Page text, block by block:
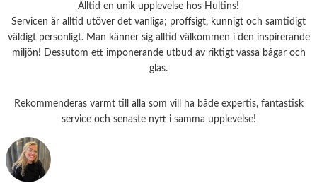
Alltid en unik upplevelse hos Hultins!
Servicen är alltid utöver det vanliga; proffsigt, kunnigt och samtidigt
väldigt personligt. Man känner sig alltid välkommen i den inspirerande
miljön! Dessutom ett imponerande utbud av riktigt vassa bågar och
glas.
Rekommenderas varmt till alla som vill ha både expertis, fantastisk
service och senaste nytt i samma upplevelse!